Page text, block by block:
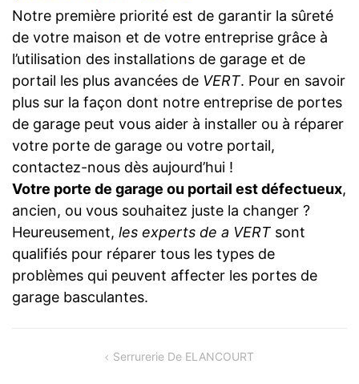
Notre première priorité est de garantir la sûreté
de votre maison et de votre entreprise grâce à
l’utilisation des installations de garage et de
portail les plus avancées de VERT. Pour en savoir
plus sur la façon dont notre entreprise de portes
de garage peut vous aider à installer ou à réparer
votre porte de garage ou votre portail,
contactez-nous dès aujourd’hui !
Votre porte de garage ou portail est défectueux,
ancien, ou vous souhaitez juste la changer ?
Heureusement, les experts de a VERT sont
qualifiés pour réparer tous les types de
problèmes qui peuvent affecter les portes de
garage basculantes.
Serrurerie De ELANCOURT